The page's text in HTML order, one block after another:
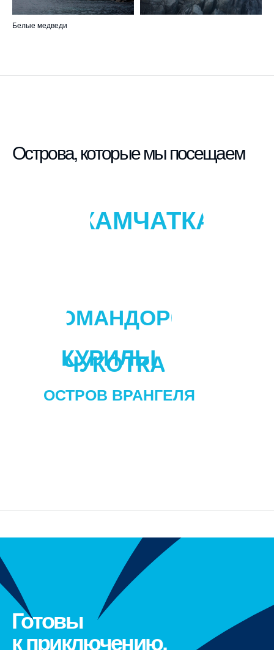
Белые медведи
Острова, которые мы посещаем
КУРИЛЫ
ЧУКОТКА
КАМЧАТКА
КОМАНДОРЫ
ОСТРОВ ВРАНГЕЛЯ
Готовы
к приключению,